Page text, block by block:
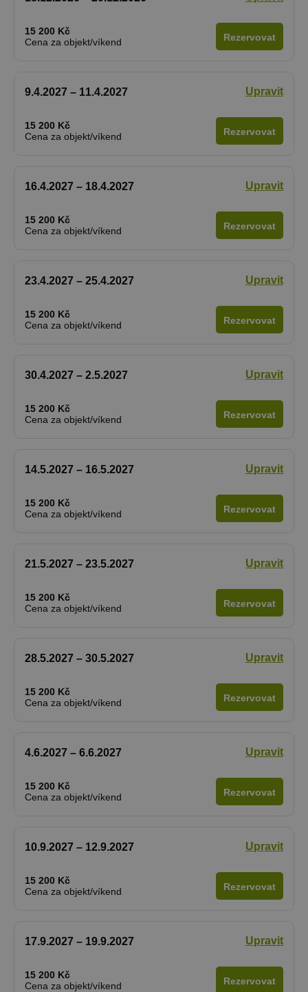
15 200 Kč
Cena za objekt/víkend
Rezervovat
9.4.2027 – 11.4.2027 Upravit
15 200 Kč
Cena za objekt/víkend
Rezervovat
16.4.2027 – 18.4.2027 Upravit
15 200 Kč
Cena za objekt/víkend
Rezervovat
23.4.2027 – 25.4.2027 Upravit
15 200 Kč
Cena za objekt/víkend
Rezervovat
30.4.2027 – 2.5.2027 Upravit
15 200 Kč
Cena za objekt/víkend
Rezervovat
14.5.2027 – 16.5.2027 Upravit
15 200 Kč
Cena za objekt/víkend
Rezervovat
21.5.2027 – 23.5.2027 Upravit
15 200 Kč
Cena za objekt/víkend
Rezervovat
28.5.2027 – 30.5.2027 Upravit
15 200 Kč
Cena za objekt/víkend
Rezervovat
4.6.2027 – 6.6.2027 Upravit
15 200 Kč
Cena za objekt/víkend
Rezervovat
10.9.2027 – 12.9.2027 Upravit
15 200 Kč
Cena za objekt/víkend
Rezervovat
17.9.2027 – 19.9.2027 Upravit
15 200 Kč
Cena za objekt/víkend
Rezervovat